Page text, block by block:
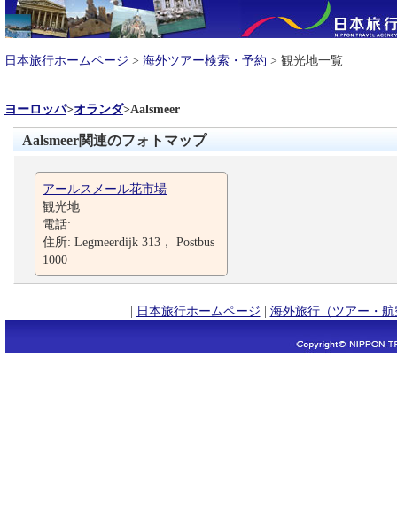
日本旅行ホームページ > 海外ツアー検索・予約 > 観光地一覧
ヨーロッパ>オランダ>Aalsmeer
Aalsmeer関連のフォトマップ
アールスメール花市場
観光地
電話:
住所: Legmeerdijk 313， Postbus
1000
| 日本旅行ホームページ | 海外旅行（ツアー・航